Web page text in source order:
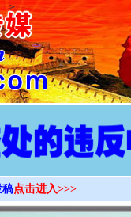
>
稿点击进入>>>